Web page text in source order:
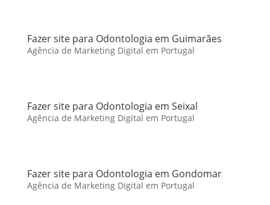
Fazer site para Odontologia em Guimarães
Agência de Marketing Digital em Portugal
Fazer site para Odontologia em Seixal
Agência de Marketing Digital em Portugal
Fazer site para Odontologia em Gondomar
Agência de Marketing Digital em Portugal